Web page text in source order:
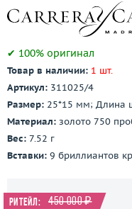
✔ 100% оригинал
Товар в наличии: 1 шт.
Артикул: 311025/4
Размер: 25*15 мм; Длина
Материал: золото 750
Вес: 7.52 г
Вставки: 9 бриллиантов
Ритейл: 450 000 ₽